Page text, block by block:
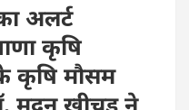
अलर्ट
कृषि
के कृषि मौसम
मदन खीचड़ ने